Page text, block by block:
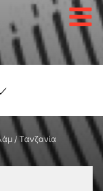
/ Τανζανία